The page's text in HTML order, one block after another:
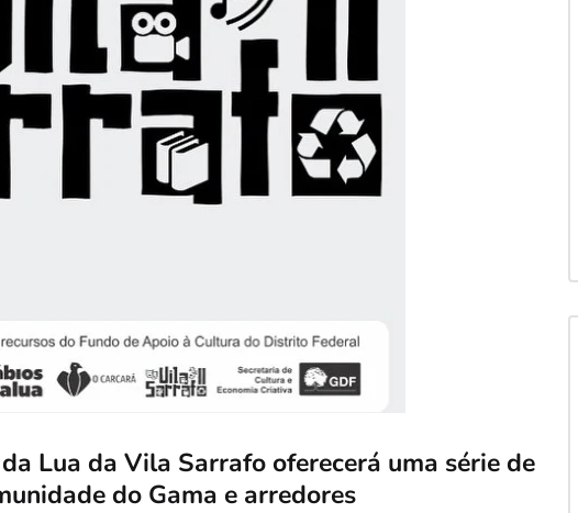
Lua da Vila Sarrafo oferecerá uma série de
do Gama e arredores